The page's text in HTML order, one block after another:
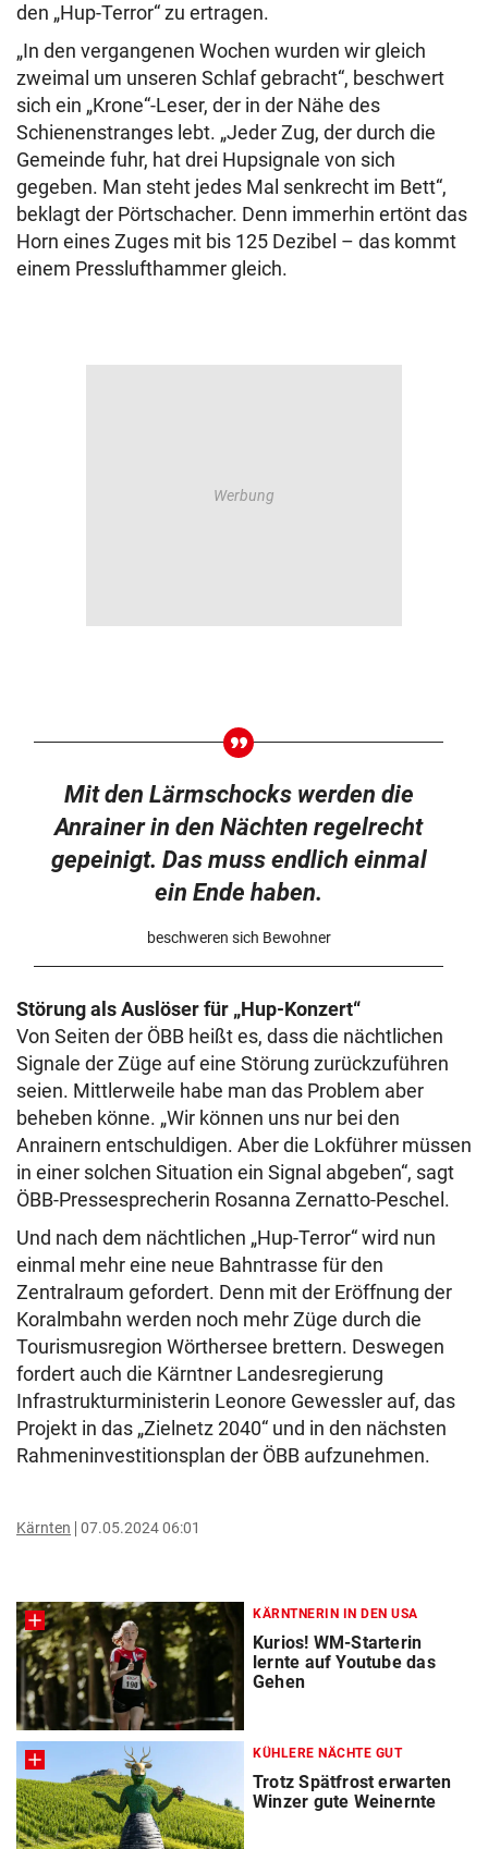
den „Hup-Terror“ zu ertragen.
„In den vergangenen Wochen wurden wir gleich
zweimal um unseren Schlaf gebracht“, beschwert
sich ein „Krone“-Leser, der in der Nähe des
Schienenstranges lebt. „Jeder Zug, der durch die
Gemeinde fuhr, hat drei Hupsignale von sich
gegeben. Man steht jedes Mal senkrecht im Bett“,
beklagt der Pörtschacher. Denn immerhin ertönt das
Horn eines Zuges mit bis 125 Dezibel – das kommt
einem Presslufthammer gleich.
Mit den Lärmschocks werden die
Anrainer in den Nächten regelrecht
gepeinigt. Das muss endlich einmal
ein Ende haben.
beschweren sich Bewohner
Störung als Auslöser für „Hup-Konzert“
Von Seiten der ÖBB heißt es, dass die nächtlichen
Signale der Züge auf eine Störung zurückzuführen
seien. Mittlerweile habe man das Problem aber
beheben könne. „Wir können uns nur bei den
Anrainern entschuldigen. Aber die Lokführer müssen
in einer solchen Situation ein Signal abgeben“, sagt
ÖBB-Pressesprecherin Rosanna Zernatto-Peschel.
Und nach dem nächtlichen „Hup-Terror“ wird nun
einmal mehr eine neue Bahntrasse für den
Zentralraum gefordert. Denn mit der Eröffnung der
Koralmbahn werden noch mehr Züge durch die
Tourismusregion Wörthersee brettern. Deswegen
fordert auch die Kärntner Landesregierung
Infrastrukturministerin Leonore Gewessler auf, das
Projekt in das „Zielnetz 2040“ und in den nächsten
Rahmeninvestitionsplan der ÖBB aufzunehmen.
Kärnten 07.05.2024 06:01
KÄRNTNERIN IN DEN USA
Kurios! WM-Starterin
lernte auf Youtube das
Gehen
KÜHLERE NÄCHTE GUT
Trotz Spätfrost erwarten
Winzer gute Weinernte